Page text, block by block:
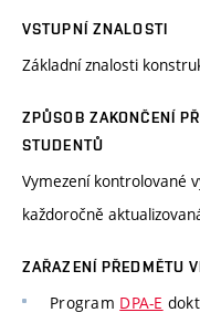
VSTUPNÍ ZNALOSTI
Základní znalosti
ZPŮSOB ZAKONČENÍ
STUDENTŮ
Vymezení kontrolované
každoročně
ZAŘAZENÍ PŘEDMĚTU
Program DPA-E